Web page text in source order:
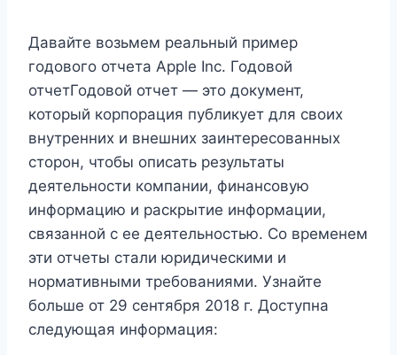
Давайте возьмем реальный пример
годового отчета Apple Inc. Годовой
отчетГодовой отчет — это документ,
который корпорация публикует для своих
внутренних и внешних заинтересованных
сторон, чтобы описать результаты
деятельности компании, финансовую
информацию и раскрытие информации,
связанной с ее деятельностью. Со временем
эти отчеты стали юридическими и
нормативными требованиями. Узнайте
больше от 29 сентября 2018 г. Доступна
следующая информация: